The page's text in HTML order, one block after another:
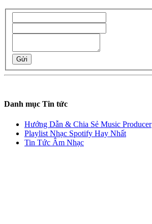
Gửi
Danh mục Tin tức
Hướng Dẫn & Chia Sẻ Music Producer
Playlist Nhạc Spotify Hay Nhất
Tin Tức Âm Nhạc